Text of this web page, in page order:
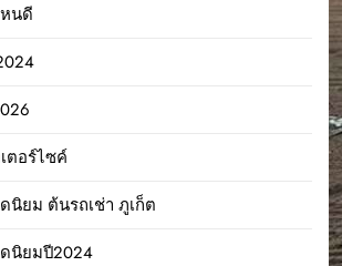
นดี
ตอร์ไซค์
นิยม ต้นรถเช่า ภูเก็ต
ดนิยมปี2024